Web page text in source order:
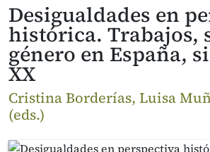
Desigualdades en
histórica. Trabajos,
género en España,
XX
Cristina Borderías, Luisa
(eds.)